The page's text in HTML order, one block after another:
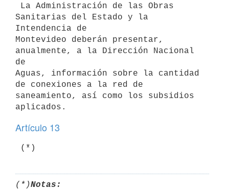
Sanitarias del Estado y la
Intendencia de
Montevideo deberán presentar,
anualmente, a la Dirección Nacional
de
Aguas, información sobre la cantidad
de conexiones a la red de
saneamiento, así como los subsidios
Artículo 13
(*)
(*)Notas: